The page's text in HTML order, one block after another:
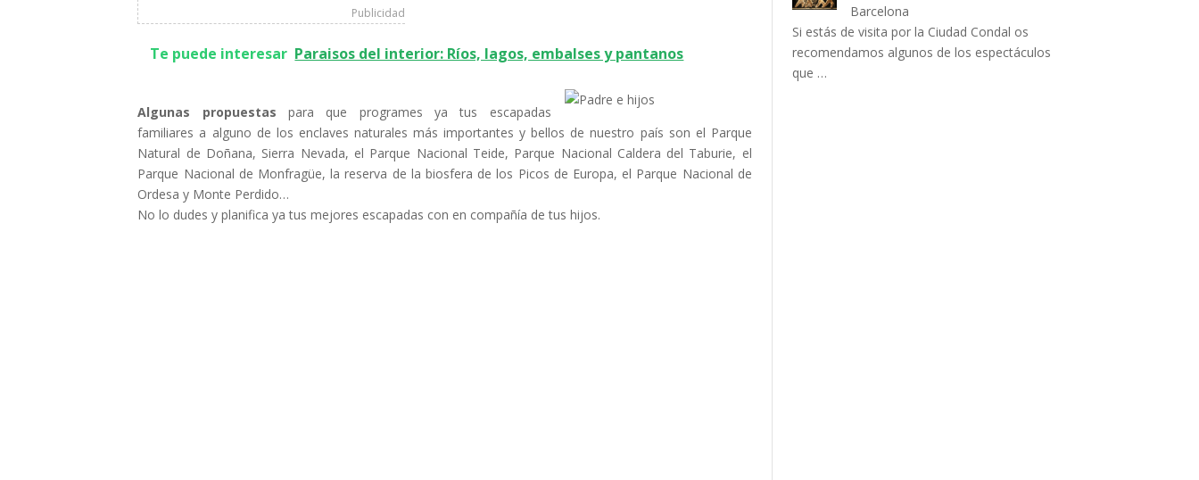
Publicidad
Te puede interesar Paraisos del interior: Ríos, lagos, embalses y pantanos
Algunas propuestas para que programes ya tus escapadas
familiares a alguno de los enclaves naturales más importantes y bellos de nuestro país son el Parque
Natural de Doñana, Sierra Nevada, el Parque Nacional Teide, Parque Nacional Caldera del Taburie, el
Parque Nacional de Monfragüe, la reserva de la biosfera de los Picos de Europa, el Parque Nacional de
Ordesa y Monte Perdido…
No lo dudes y planifica ya tus mejores escapadas con en compañía de tus hijos.
Barcelona
Si estás de visita por la Ciudad Condal os
recomendamos algunos de los espectáculos
que …